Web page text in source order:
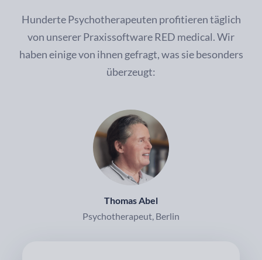
Hunderte Psychotherapeuten profitieren täglich
von unserer Praxissoftware RED medical. Wir
haben einige von ihnen gefragt, was sie besonders
überzeugt:
Thomas Abel
Psychotherapeut, Berlin